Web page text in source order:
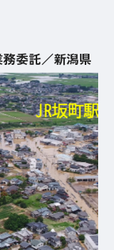
委託／新潟県